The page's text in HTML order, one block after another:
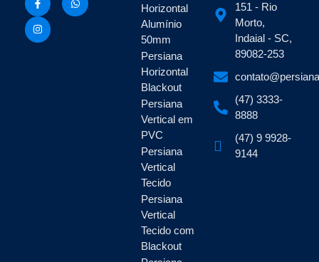
Horizontal
Alumínio
50mm
Persiana
Horizontal
Blackout
Persiana
Vertical em
PVC
Persiana
Vertical
Tecido
Persiana
Vertical
Tecido com
Blackout
151 - Rio
Morto,
Indaial - SC,
89082-253
(47) 3333-
8888
(47) 9 9928-
9144